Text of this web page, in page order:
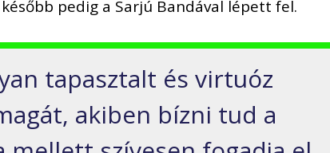
pedig a Sarjú Bandával lépett fel.
tapasztalt és virtuóz
akiben bízni tud a